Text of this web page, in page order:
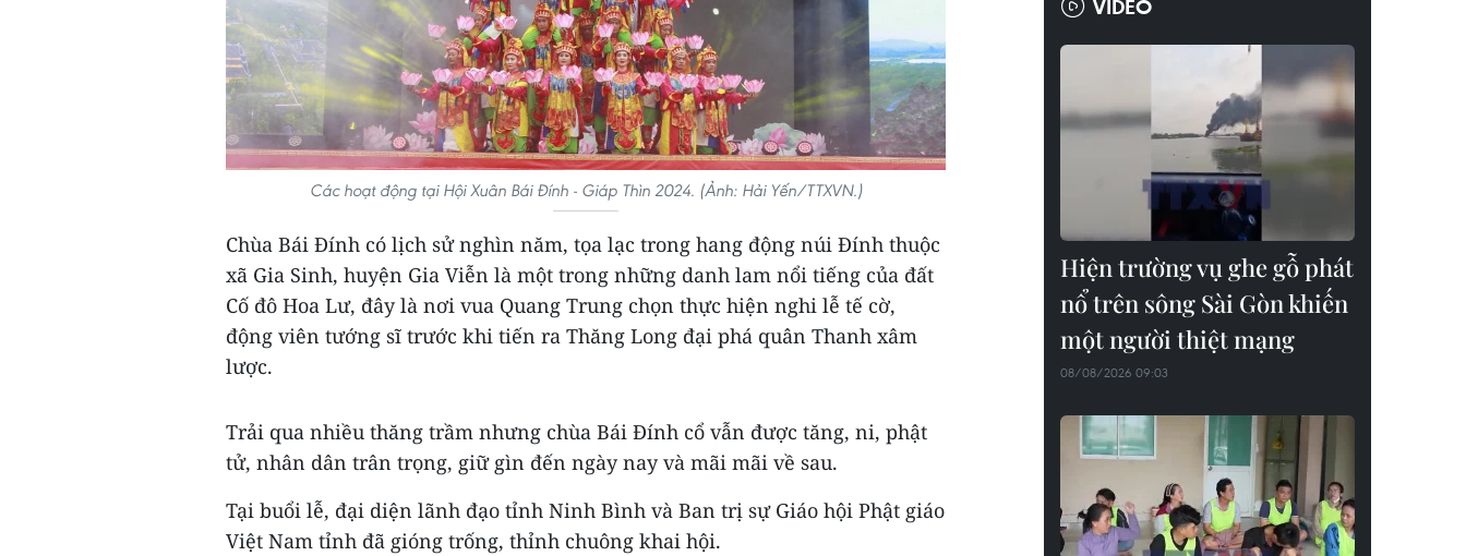
Các hoạt động tại Hội Xuân Bái Đính - Giáp Thìn 2024. (Ảnh: Hải Yến/TTXVN.)
Chùa Bái Đính có lịch sử nghìn năm, tọa lạc trong hang động núi Đính thuộc
xã Gia Sinh, huyện Gia Viễn là một trong những danh lam nổi tiếng của đất
Cố đô Hoa Lư, đây là nơi vua Quang Trung chọn thực hiện nghi lễ tế cờ,
động viên tướng sĩ trước khi tiến ra Thăng Long đại phá quân Thanh xâm
lược.
Trải qua nhiều thăng trầm nhưng chùa Bái Đính cổ vẫn được tăng, ni, phật
tử, nhân dân trân trọng, giữ gìn đến ngày nay và mãi mãi về sau.
Tại buổi lễ, đại diện lãnh đạo tỉnh Ninh Bình và Ban trị sự Giáo hội Phật giáo
Việt Nam tỉnh đã gióng trống, thỉnh chuông khai hội.
VIDEO
Hiện trường vụ ghe gỗ phát
nổ trên sông Sài Gòn khiến
một người thiệt mạng
08/08/2026 09:03